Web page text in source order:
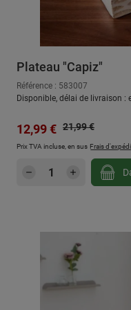
Plateau "Capiz"
Référence : 583007
Disponible, délai de livraison :
Prix de vente :
12,99 € Prix régulier :
21,99 €
Prix TVA incluse, en sus Frais
Quantité de